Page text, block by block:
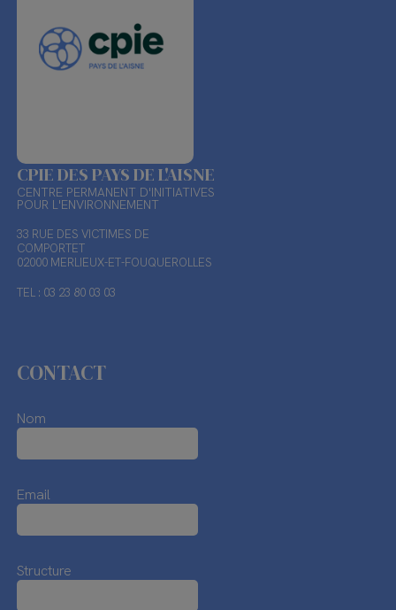
CPIE DES PAYS DE L'AISNE
CENTRE PERMANENT D'INITIATIVES
POUR L'ENVIRONNEMENT
33 RUE DES VICTIMES DE
COMPORTET
02000 MERLIEUX-ET-FOUQUEROLLES
TEL : 03 23 80 03 03
CONTACT
Nom
Email
Structure